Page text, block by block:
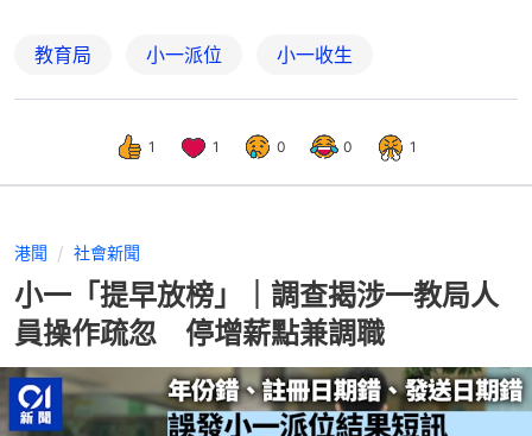
教育局 小一派位 小一收生
1 1 0 0 1
港聞 社會新聞
小一「提早放榜」｜調查揭涉一教局人
員操作疏忽 停增薪點兼調職